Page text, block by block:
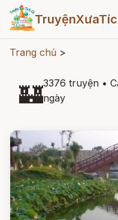
Trang chủ >
🏰3376 truyện •
ngày